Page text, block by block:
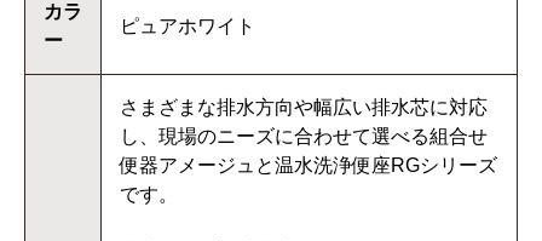
カラ
ー
ピュアホワイト
さまざまな排水方向や幅広い排水芯に対応
し、現場のニーズに合わせて選べる組合せ
便器アメージュと温水洗浄便座RGシリーズ
です。